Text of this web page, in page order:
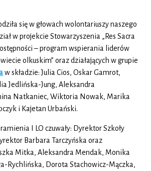
się w głowach wolontariuszy naszego
w projekcie Stowarzyszenia „Res Sacra
– program wspierania liderów
olkuskim” oraz działających w grupie
w składzie: Julia Cios, Oskar Gamrot,
Jedlińska-Jung, Aleksandra
Natkaniec, Wiktoria Nowak, Marika
i Kajetan Urbański.
I LO czuwały: Dyrektor Szkoły
Barbara Tarczyńska oraz
Mitka, Aleksandra Mendak, Monika
Rychlińska, Dorota Stachowicz-Mączka,